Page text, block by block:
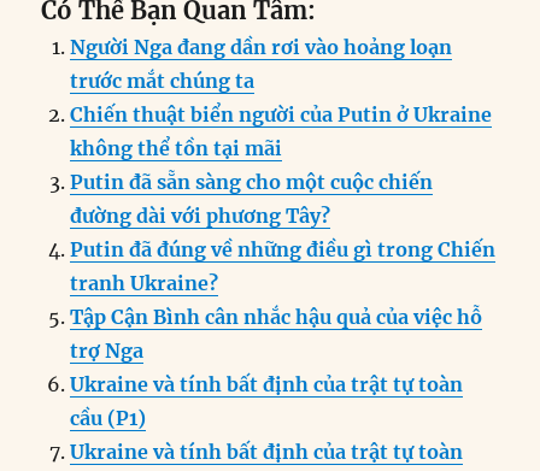
c
e
b
o
o
k
k
e
d
I
n
ai
l
ss
e
n
g
er
at
s
A
p
p
e
g
r
m
n
t
re
Có Thể Bạn Quan Tâm:
Người Nga đang dần rơi vào hoảng loạn
trước mắt chúng ta
Chiến thuật biển người của Putin ở Ukraine
không thể tồn tại mãi
Putin đã sẵn sàng cho một cuộc chiến
đường dài với phương Tây?
Putin đã đúng về những điều gì trong Chiến
tranh Ukraine?
Tập Cận Bình cân nhắc hậu quả của việc hỗ
trợ Nga
Ukraine và tính bất định của trật tự toàn
cầu (P1)
Ukraine và tính bất định của trật tự toàn